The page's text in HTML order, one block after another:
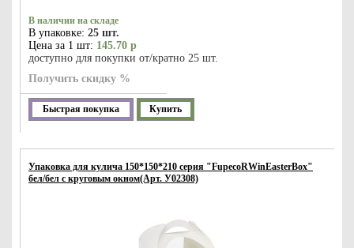
В наличии на складе
В упаковке: 25 шт.
Цена за 1 шт: 145.70 р
доступно для покупки от/кратно 25 шт.
Получить скидку %
Быстрая покупка Купить
Упаковка для кулича 150*150*210 серия "FupecoRWinEasterBox"
бел/бел с круговым окном(Арт. У02308)